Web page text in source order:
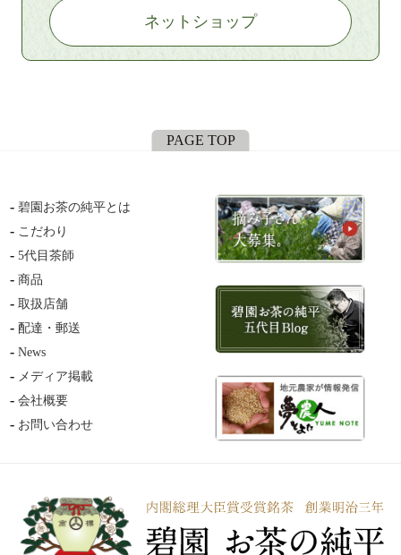
ネットショップ
PAGE TOP
碧園お茶の純平とは
こだわり
5代目茶師
商品
取扱店舗
配達・郵送
News
メディア掲載
会社概要
お問い合わせ